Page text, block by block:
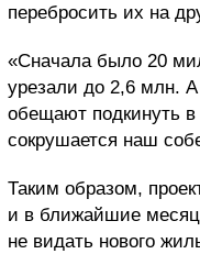
перебросить их на
«Сначала было 20
урезали до 2,6 млн.
обещают подкинуть
сокрушается наш
Таким образом,
и в ближайшие
не видать нового